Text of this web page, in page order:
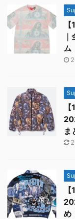
ム
ま
め